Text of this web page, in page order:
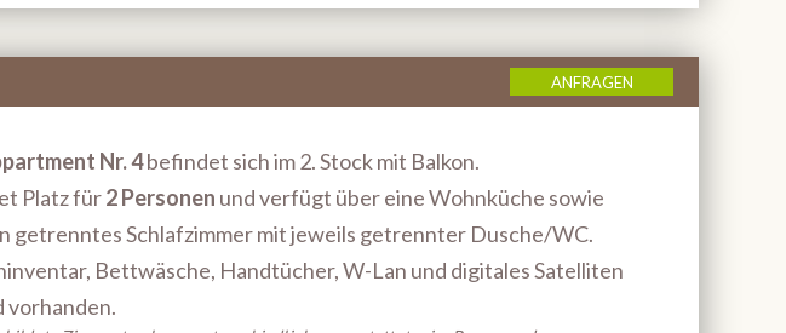
ANFRAGEN
Nr. 4befindet sich im 2. Stock mit Balkon.
Platz für2 Personen und verfügt über eine Wohnküche sowie
getrenntes Schlafzimmer mit jeweils getrennter Dusche/WC.
Bettwäsche, Handtücher, W-Lan und digitales Satelliten
vorhanden.